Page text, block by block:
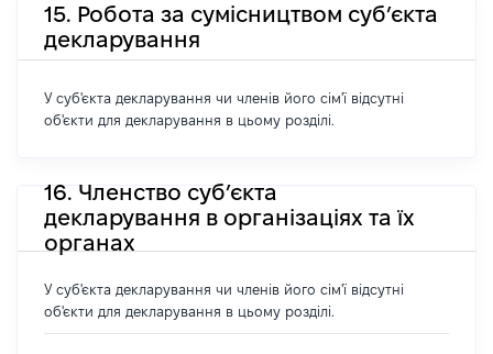
15. Робота за сумісництвом суб’єкта
декларування
У суб'єкта декларування чи членів його сім'ї відсутні
об'єкти для декларування в цьому розділі.
16. Членство суб’єкта
декларування в організаціях та їх
органах
У суб'єкта декларування чи членів його сім'ї відсутні
об'єкти для декларування в цьому розділі.